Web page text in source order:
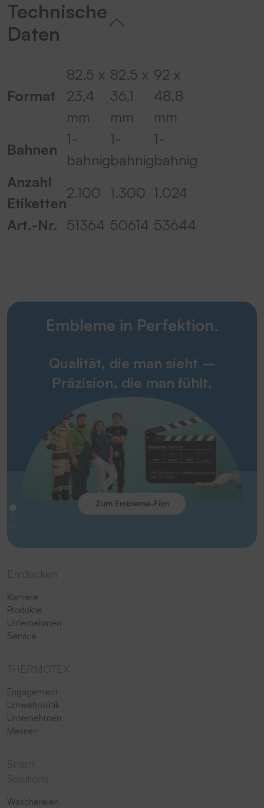
Technische
Daten
Format
82,5 x
23,4
mm
82,5 x
36,1
mm
92 x
48,8
mm
Bahnen
1-
bahnig
1-
bahnig
1-
bahnig
Anzahl
Etiketten
2.100 1.300 1.024
Art.-Nr. 51364 50614 53644
Embleme in Perfektion.
Qualität, die man sieht –
Präzision, die man fühlt.
Zum Embleme-Film
Karriere
Produkte
Unternehmen
Service
Engagement
Umweltpolitik
Unternehmen
Messen
Wäschereien